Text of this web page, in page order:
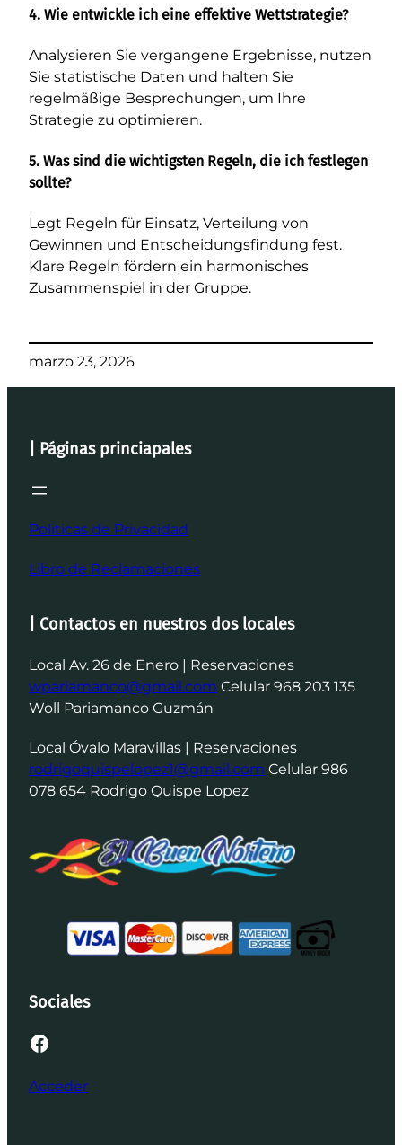
4. Wie entwickle ich eine effektive Wettstrategie?
Analysieren Sie vergangene Ergebnisse, nutzen
Sie statistische Daten und halten Sie
regelmäßige Besprechungen, um Ihre
Strategie zu optimieren.
5. Was sind die wichtigsten Regeln, die ich festlegen
sollte?
Legt Regeln für Einsatz, Verteilung von
Gewinnen und Entscheidungsfindung fest.
Klare Regeln fördern ein harmonisches
Zusammenspiel in der Gruppe.
marzo 23, 2026
| Páginas princiapales
Politicas de Privacidad
Libro de Reclamaciones
| Contactos en nuestros dos locales
Local Av. 26 de Enero | Reservaciones
wpariamanco@gmail.com Celular 968 203 135
Woll Pariamanco Guzmán
Local Óvalo Maravillas | Reservaciones
rodrigoquispelopez1@gmail.com Celular 986
078 654 Rodrigo Quispe Lopez
Sociales
Facebook
Acceder